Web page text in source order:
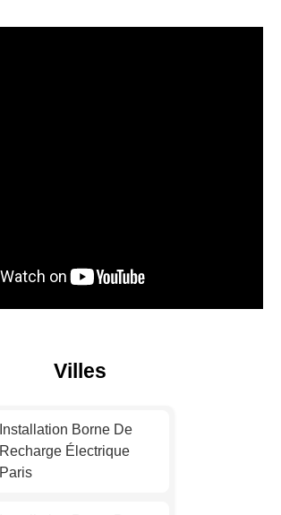
Villes
Installation Borne De
Recharge Électrique
Paris